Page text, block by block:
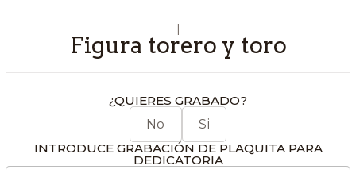
|
Figura torero y toro
¿QUIERES GRABADO?
No Si
INTRODUCE GRABACIÓN DE PLAQUITA PARA
DEDICATORIA